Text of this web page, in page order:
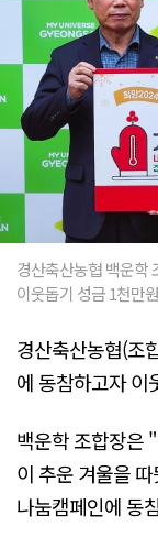
경산축산농협 백운학
이웃돕기 성금 1천만
경산축산농협(조
에 동참하고자 이
백운학 조합장은
이 추운 겨울을
나눔캠페인에 동